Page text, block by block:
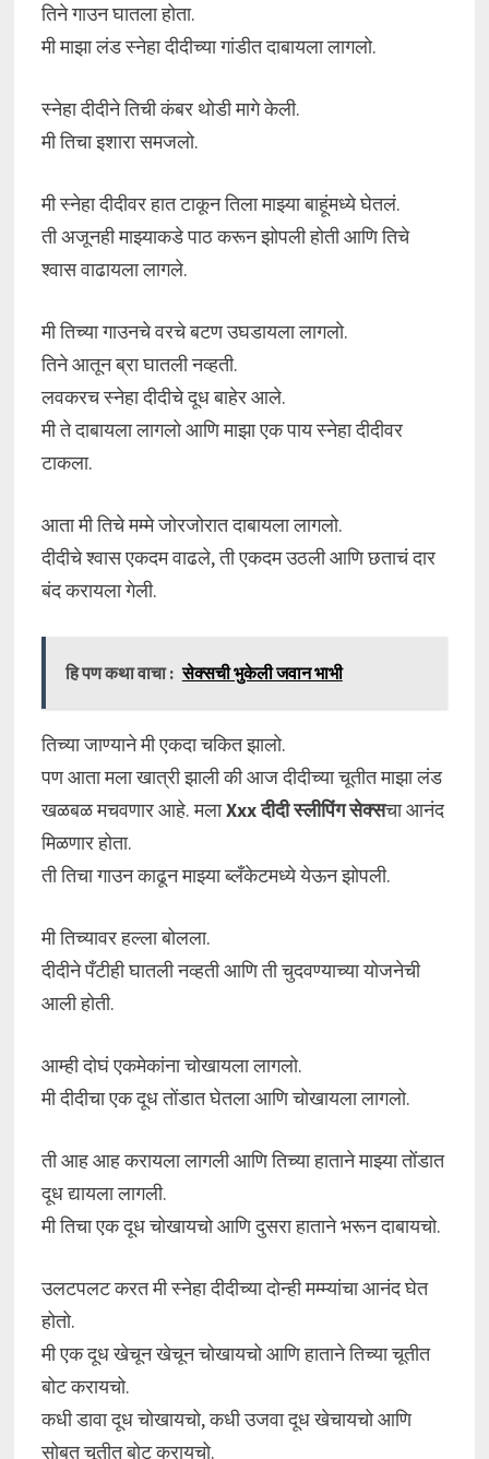
तिने गाउन घातला होता.
मी माझा लंड स्नेहा दीदीच्या गांडीत दाबायला लागलो.
स्नेहा दीदीने तिची कंबर थोडी मागे केली.
मी तिचा इशारा समजलो.
मी स्नेहा दीदीवर हात टाकून तिला माझ्या बाहूंमध्ये घेतलं.
ती अजूनही माझ्याकडे पाठ करून झोपली होती आणि तिचे
श्वास वाढायला लागले.
मी तिच्या गाउनचे वरचे बटण उघडायला लागलो.
तिने आतून ब्रा घातली नव्हती.
लवकरच स्नेहा दीदीचे दूध बाहेर आले.
मी ते दाबायला लागलो आणि माझा एक पाय स्नेहा दीदीवर
टाकला.
आता मी तिचे मम्मे जोरजोरात दाबायला लागलो.
दीदीचे श्वास एकदम वाढले, ती एकदम उठली आणि छताचं दार
बंद करायला गेली.
हि पण कथा वाचा : सेक्सची भुकेली जवान भाभी
तिच्या जाण्याने मी एकदा चकित झालो.
पण आता मला खात्री झाली की आज दीदीच्या चूतीत माझा लंड
खळबळ मचवणार आहे. मलाXxx दीदी स्लीपिंग सेक्सचा आनंद
मिळणार होता.
ती तिचा गाउन काढून माझ्या ब्लँकेटमध्ये येऊन झोपली.
मी तिच्यावर हल्ला बोलला.
दीदीने पँटीही घातली नव्हती आणि ती चुदवण्याच्या योजनेची
आली होती.
आम्ही दोघं एकमेकांना चोखायला लागलो.
मी दीदीचा एक दूध तोंडात घेतला आणि चोखायला लागलो.
ती आह आह करायला लागली आणि तिच्या हाताने माझ्या तोंडात
दूध द्यायला लागली.
मी तिचा एक दूध चोखायचो आणि दुसरा हाताने भरून दाबायचो.
उलटपलट करत मी स्नेहा दीदीच्या दोन्ही मम्म्यांचा आनंद घेत
होतो.
मी एक दूध खेचून खेचून चोखायचो आणि हाताने तिच्या चूतीत
बोट करायचो.
कधी डावा दूध चोखायचो, कधी उजवा दूध खेचायचो आणि
सोबत चूतीत बोट करायचो.